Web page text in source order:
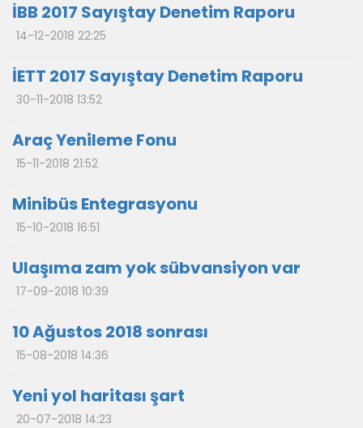
İBB 2017 Sayıştay Denetim Raporu
14-12-2018 22:25
İETT 2017 Sayıştay Denetim Raporu
30-11-2018 13:52
Araç Yenileme Fonu
15-11-2018 21:52
Minibüs Entegrasyonu
15-10-2018 16:51
Ulaşıma zam yok sübvansiyon var
17-09-2018 10:39
10 Ağustos 2018 sonrası
15-08-2018 14:36
Yeni yol haritası şart
20-07-2018 14:23